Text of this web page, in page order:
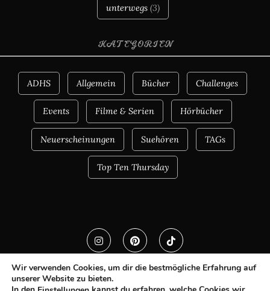
unterwegs(3)
KATEGORIEN
ADHS Allgemein Bücher Challenges
Events Filme & Serien Hörbücher
Neuerscheinungen Suehören TAGs
Top Ten Thursday
Wir verwenden Cookies, um dir die bestmögliche Erfahrung auf
unserer Website zu bieten.